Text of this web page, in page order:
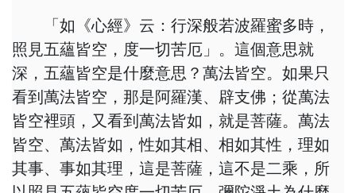
「如《心經》云：行深般若波羅蜜多時，
照見五蘊皆空，度一切苦厄」。這個意思就
深，五蘊皆空是什麼意思？萬法皆空。如果只
看到萬法皆空，那是阿羅漢、辟支佛；從萬法
皆空裡頭，又看到萬法皆如，就是菩薩。萬法
皆空、萬法皆如，性如其相、相如其性，理如
其事、事如其理，這是菩薩，這不是二乘，所